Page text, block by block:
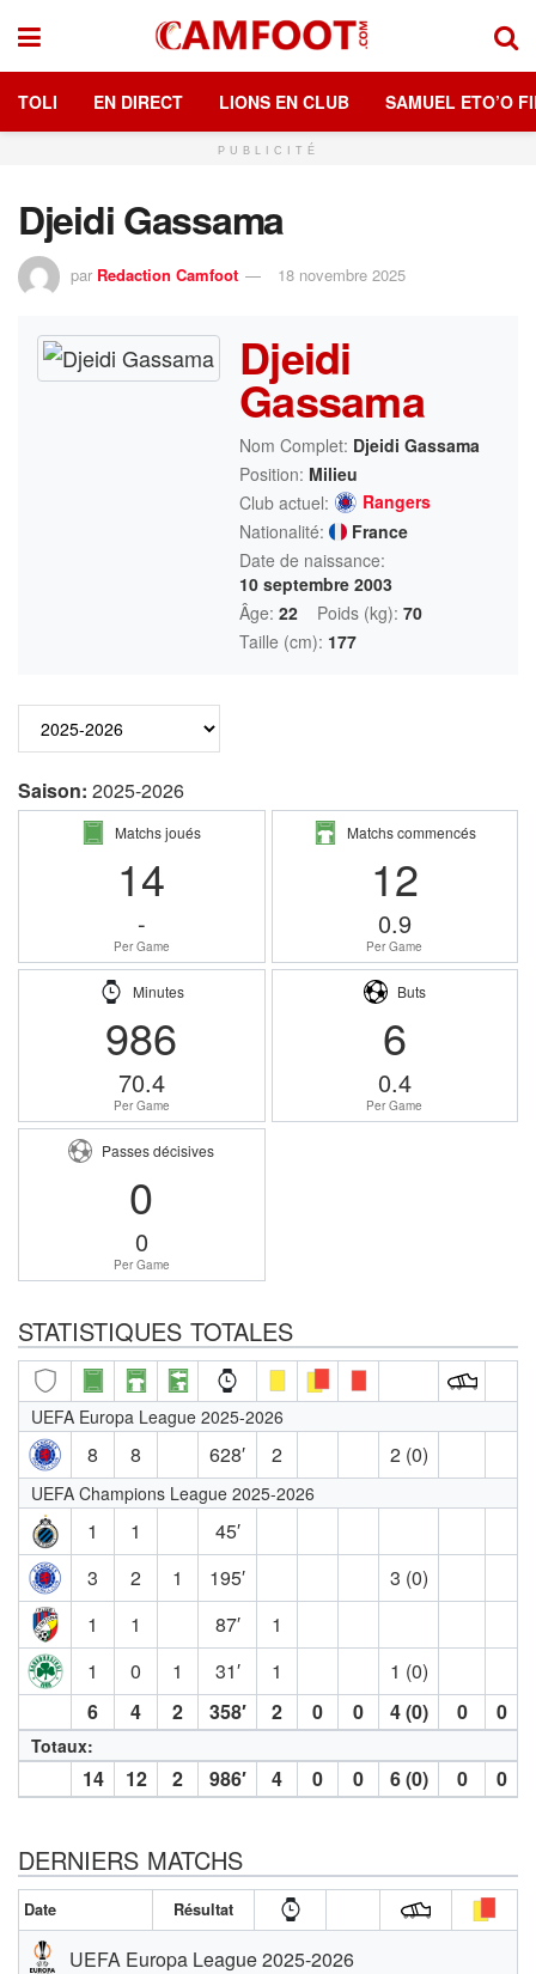
TOLI EN DIRECT LIONS EN CLUB SAMUEL ETO’O
PUBLICITÉ
Djeidi Gassama
par Redaction Camfoot 18 novembre 2025
Djeidi
Gassama
Nom Complet: Djeidi Gassama
Position: Milieu
Club actuel:
Rangers
Nationalité:
France
Date de naissance:
10 septembre 2003
Âge: 22 Poids (kg): 70
Taille (cm): 177
Saison: 2025-2026
Matchs joués
14
-
Per Game
Matchs commencés
12
0.9
Per Game
Minutes
986
70.4
Per Game
Buts
6
0.4
Per Game
Passes décisives
0
0
Per Game
STATISTIQUES TOTALES
UEFA Europa League 2025-2026
8 8 628′ 2 2 (0)
UEFA Champions League 2025-2026
1 1
45′
3
2 1 195′
3 (0)
1
1 87′
1
1
0 1 31′ 1
1 (0)
6
4 2 358′ 2 0 0 4 (0) 0 0
Totaux:
14 12 2 986′ 4 0 0 6 (0) 0 0
DERNIERS MATCHS
Date Résultat
UEFA Europa League 2025-2026